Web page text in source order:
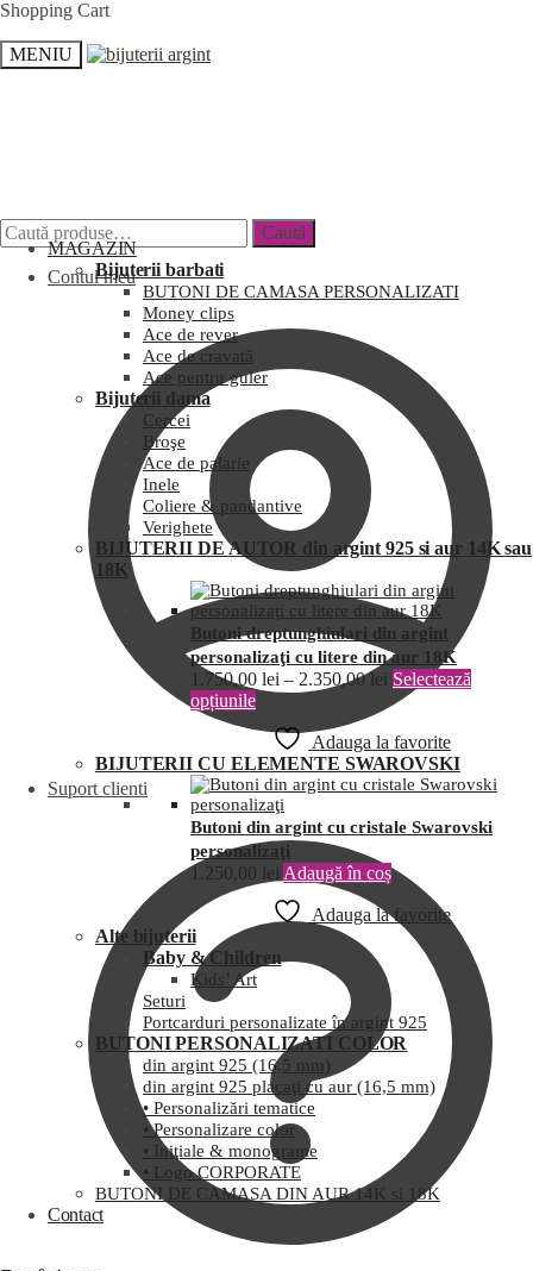
Shopping Cart
MENIU
Caută
Contul meu
Suport clienti
MAGAZIN
Bijuterii barbati
BUTONI DE CAMASA PERSONALIZATI
Money clips
Ace de rever
Ace de cravată
Ace pentru guler
Bijuterii dama
Cercei
Broşe
Ace de palarie
Inele
Coliere & pandantive
Verighete
BIJUTERII DE AUTOR din argint 925 si aur 14K sau
18K
Butoni dreptunghiulari din argint
personalizaţi cu litere din aur 18K
1.750,00 lei – 2.350,00lei Selectează
opțiunile
Adauga la favorite
BIJUTERII CU ELEMENTE SWAROVSKI
Butoni din argint cu cristale Swarovski
personalizaţi
1.250,00 lei Adaugă în coș
Adauga la favorite
Alte bijuterii
Baby & Children
Kids’ Art
Seturi
Portcarduri personalizate în argint 925
BUTONI PERSONALIZATI COLOR
din argint 925 (16,5 mm)
din argint 925 placaţi cu aur (16,5 mm)
• Personalizări tematice
• Personalizare color
• Iniţiale & monograme
• Logo CORPORATE
BUTONI DE CAMASA DIN AUR 14K si 18K
Contact